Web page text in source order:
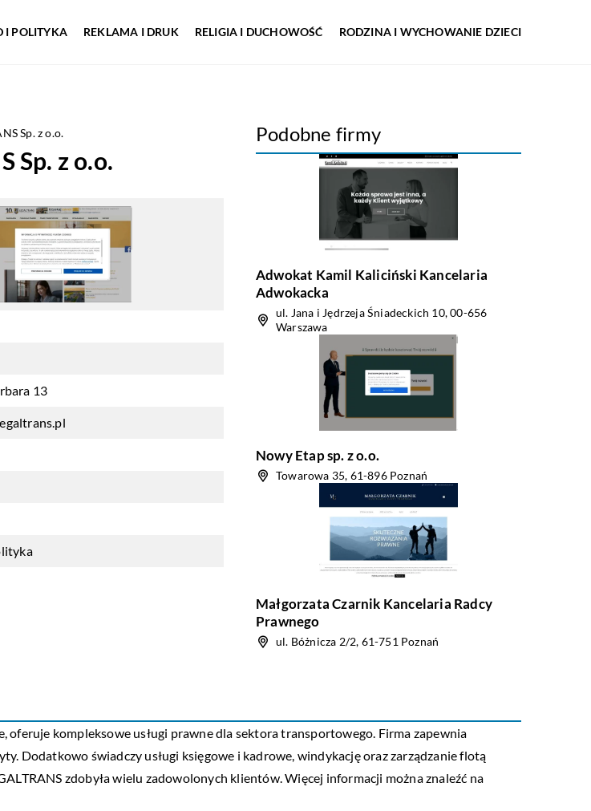
I POLITYKA REKLAMA I DRUK RELIGIA I DUCHOWOŚĆ RODZINA I WYCHOWANIE DZIECI
Sp. z o.o.
Sp. z o.o.
13
Podobne firmy
Adwokat Kamil Kaliciński Kancelaria
Adwokacka
ul. Jana i Jędrzeja Śniadeckich 10, 00-656
Warszawa
Nowy Etap sp. z o.o.
Towarowa 35, 61-896 Poznań
Małgorzata Czarnik Kancelaria Radcy
Prawnego
ul. Bóżnicza 2/2, 61-751 Poznań
oferuje kompleksowe usługi prawne dla sektora transportowego. Firma zapewnia
Dodatkowo świadczy usługi księgowe i kadrowe, windykację oraz zarządzanie flotą
zdobyła wielu zadowolonych klientów. Więcej informacji można znaleźć na